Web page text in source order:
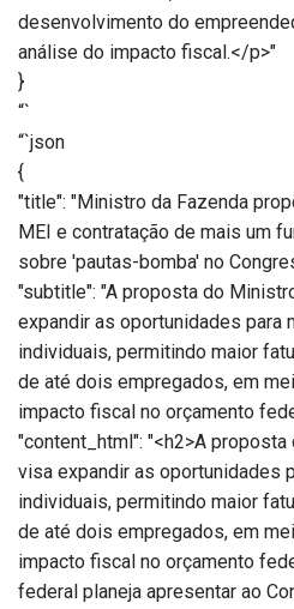
desenvolvimento do
análise do impacto fiscal.</p>"
}
“`
“`json
{
"title": "Ministro da Fazenda
MEI e contratação de mais um
sobre 'pautas-bomba' no
"subtitle": "A proposta do
expandir as oportunidades para
individuais, permitindo maior
de até dois empregados, em
impacto fiscal no orçamento
"content_html": "<h2>A
visa expandir as oportunidades
individuais, permitindo maior
de até dois empregados, em
impacto fiscal no orçamento
federal planeja apresentar ao